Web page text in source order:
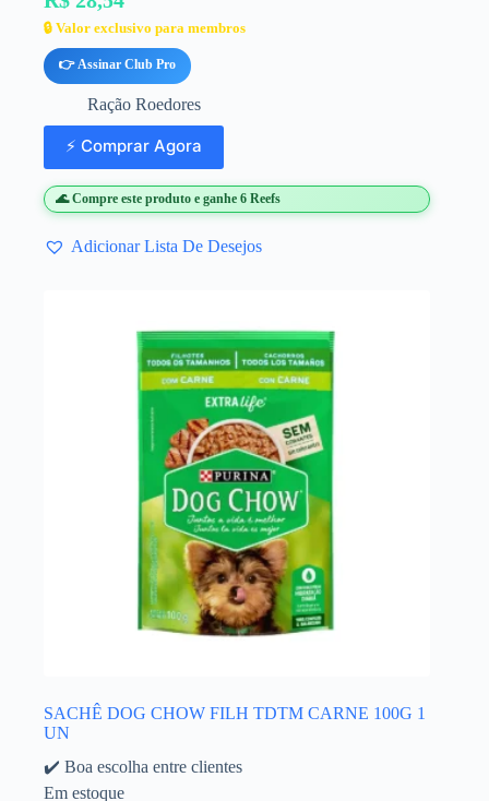
🔒 Valor exclusivo para membros
👉 Assinar Club Pro
Ração Roedores
⚡ Comprar Agora
🌊 Compre este produto e ganhe 6 Reefs
Adicionar Lista De Desejos
SACHÊ DOG CHOW FILH TDTM CARNE 100G 1
UN
✔️ Boa escolha entre clientes
Em estoque